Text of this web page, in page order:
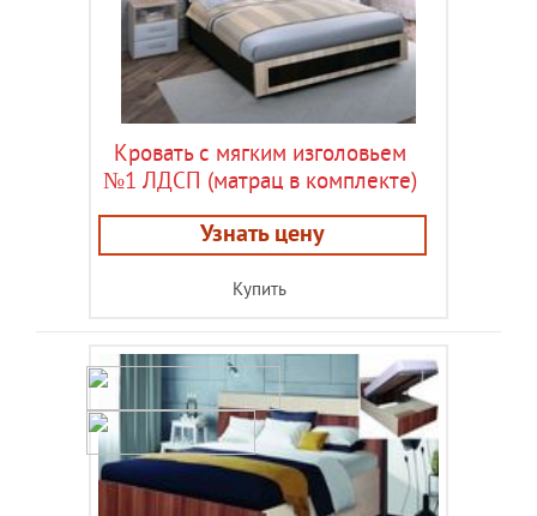
Кровать с мягким изголовьем
№1 ЛДСП (матрац в комплекте)
Узнать цену
Купить